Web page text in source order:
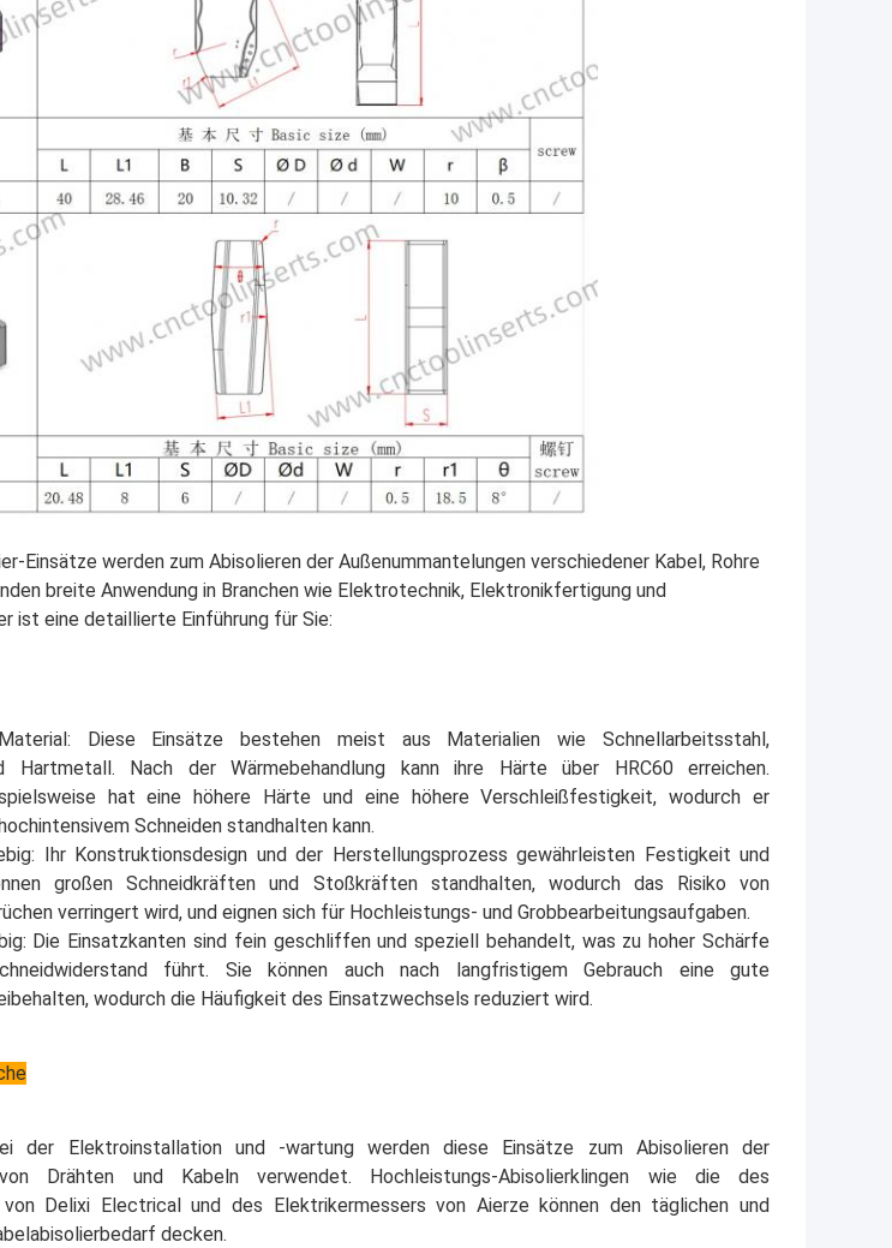
Einsätze werden zum Abisolieren der Außenummantelungen verschiedener Kabel, Rohre
breite Anwendung in Branchen wie Elektrotechnik, Elektronikfertigung und
ist eine detaillierte Einführung für Sie:
Material: Diese Einsätze bestehen meist aus Materialien wie Schnellarbeitsstahl,
Hartmetall. Nach der Wärmebehandlung kann ihre Härte über HRC60 erreichen.
hat eine höhere Härte und eine höhere Verschleißfestigkeit, wodurch er
Schneiden standhalten kann.
Ihr Konstruktionsdesign und der Herstellungsprozess gewährleisten Festigkeit und
großen Schneidkräften und Stoßkräften standhalten, wodurch das Risiko von
verringert wird, und eignen sich für Hochleistungs- und Grobbearbeitungsaufgaben.
Die Einsatzkanten sind fein geschliffen und speziell behandelt, was zu hoher Schärfe
führt. Sie können auch nach langfristigem Gebrauch eine gute
wodurch die Häufigkeit des Einsatzwechsels reduziert wird.
der Elektroinstallation und -wartung werden diese Einsätze zum Abisolieren der
von Drähten und Kabeln verwendet. Hochleistungs-Abisolierklingen wie die des
von Delixi Electrical und des Elektrikermessers von Aierze können den täglichen und
decken.